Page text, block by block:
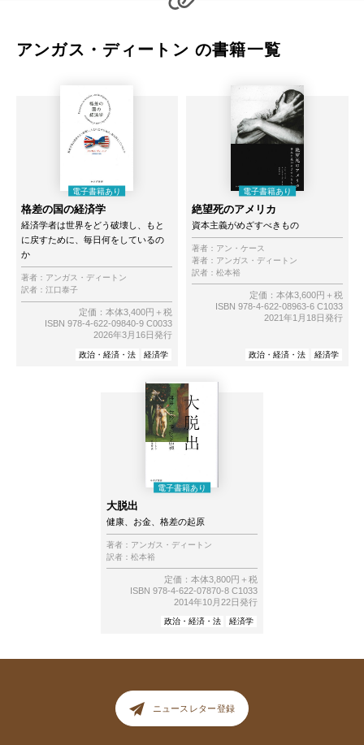
アンガス・ディートン の書籍一覧
格差の国の経済学
経済学者は世界をどう破壊し、もと
に戻すために、毎日何をしているの
か
著者： アンガス・ディートン
訳者： 江口泰子
定価：本体3,400円＋税
ISBN 978-4-622-09840-9 C0033
2026年3月16日発行
政治・経済・法 経済学
絶望死のアメリカ
資本主義がめざすべきもの
著者： アン・ケース
著者： アンガス・ディートン
訳者： 松本裕
定価：本体3,600円＋税
ISBN 978-4-622-08963-6 C1033
2021年1月18日発行
政治・経済・法 経済学
大脱出
健康、お金、格差の起原
著者： アンガス・ディートン
訳者： 松本裕
定価：本体3,800円＋税
ISBN 978-4-622-07870-8 C1033
2014年10月22日発行
政治・経済・法 経済学
ニュースレター登録